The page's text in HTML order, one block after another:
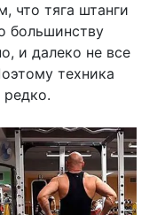
что тяга штанги
большинству
и далеко не все
техника
редко.